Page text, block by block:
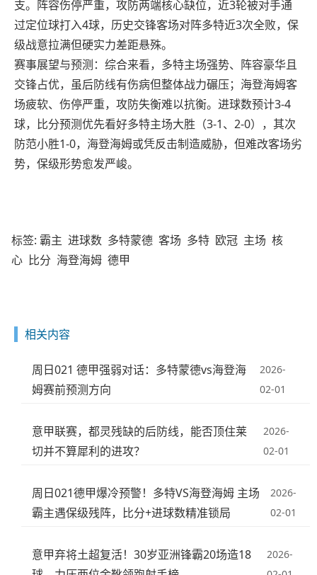
支。阵容伤停严重，攻防两端核心缺位，近3轮被对手通
过定位球打入4球，历史交锋客场对阵多特近3次全败，保
级战意拉满但硬实力差距悬殊。
赛事展望与预测：综合来看，多特主场强势、阵容豪华且
交锋占优，虽后防线有伤病但整体战力碾压；海登海姆客
场疲软、伤停严重，攻防失衡难以抗衡。进球数预计3-4
球，比分预测优先看好多特主场大胜（3-1、2-0），其次
防范小胜1-0，海登海姆或凭反击制造威胁，但难改客场劣
势，保级形势愈发严峻。
标签: 霸主 进球数 多特蒙德 客场 多特 欧冠 主场 核
心 比分 海登海姆 德甲
相关内容
周日021 德甲强弱对话：多特蒙德vs海登海
姆赛前预测方向
2026-
02-01
意甲联赛，都灵残缺的后防线，能否顶住莱
切并不算犀利的进攻？
2026-
02-01
周日021德甲爆冷预警！多特VS海登海姆 主场
霸主遇保级残阵，比分+进球数精准锁局
2026-
02-01
意甲弃将土超复活！30岁亚洲锋霸20场造18
2026-